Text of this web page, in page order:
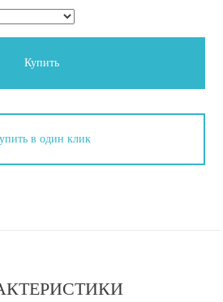
Купить
в один клик